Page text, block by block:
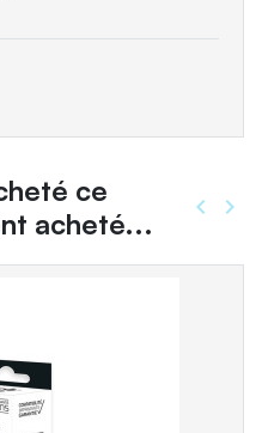
ce
acheté...
keyboard_arrow_left keyboard_arrow_right